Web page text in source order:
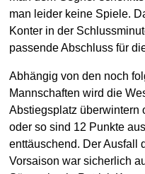
man leider keine Spiele.
Konter in der
passende Abschluss für
Abhängig von den noch
Mannschaften wird die
Abstiegsplatz überwintern
oder so sind 12 Punkte
enttäuschend. Der Ausfall
Vorsaison war sicherlich